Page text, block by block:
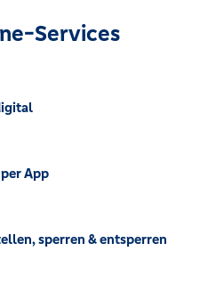
Services
App
sperren & entsperren